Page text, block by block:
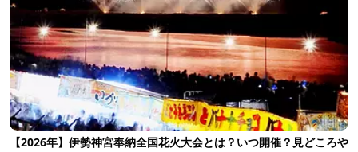
【2026年】伊勢神宮奉納全国花火大会とは？いつ開催？見どころや